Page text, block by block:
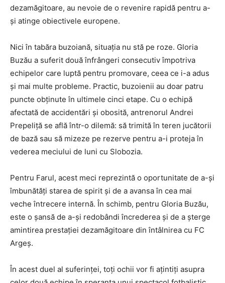
dezamăgitoare, au nevoie de o revenire rapidă pentru a-
și atinge obiectivele europene.
Nici în tabăra buzoiană, situația nu stă pe roze. Gloria
Buzău a suferit două înfrângeri consecutiv împotriva
echipelor care luptă pentru promovare, ceea ce i-a adus
și mai multe probleme. Practic, buzoienii au doar patru
puncte obţinute în ultimele cinci etape. Cu o echipă
afectată de accidentări și obosită, antrenorul Andrei
Prepeliță se află într-o dilemă: să trimită în teren jucătorii
de bază sau să mizeze pe rezerve pentru a-i proteja în
vederea meciului de luni cu Slobozia.
Pentru Farul, acest meci reprezintă o oportunitate de a-și
îmbunătăți starea de spirit și de a avansa în cea mai
veche întrecere internă. În schimb, pentru Gloria Buzău,
este o șansă de a-și redobândi încrederea și de a șterge
amintirea prestației dezamăgitoare din întâlnirea cu FC
Argeș.
În acest duel al suferinței, toți ochii vor fi ațintiți asupra